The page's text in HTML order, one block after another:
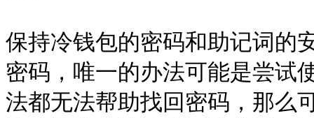
保持冷钱包的密码和助记词的
密码，唯一的办法可能是尝试
法都无法帮助找回密码，那么